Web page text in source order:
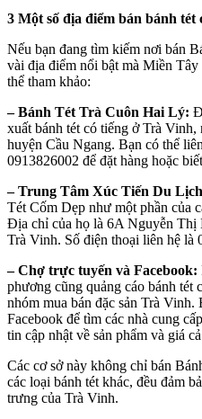
3 Một số địa điểm bán bánh
Nếu bạn đang tìm kiếm nơi bán
vài địa điểm nổi bật mà Miền
thể tham khảo:
– Bánh Tét Trà Cuôn Hai Lý:
xuất bánh tét có tiếng ở Trà
huyện Cầu Ngang. Bạn có thể
0913826002 để đặt hàng hoặc
– Trung Tâm Xúc Tiến Du
Tét Cốm Dẹp như một phần của
Địa chỉ của họ là 6A Nguyễn
Trà Vinh. Số điện thoại liên hệ là
– Chợ trực tuyến và Facebook:
phương cũng quảng cáo bánh tét
nhóm mua bán đặc sản Trà
Facebook để tìm các nhà cung
tin cập nhật về sản phẩm và giá
Các cơ sở này không chỉ bán
các loại bánh tét khác, đều đảm
trưng của Trà Vinh.